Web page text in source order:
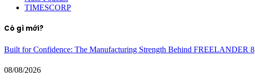
TIMESCORP
Có gì mới?
Built for Confidence: The Manufacturing Strength Behind FREELANDER 8
08/08/2026